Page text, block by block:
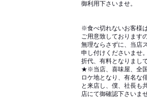
御利用下さいませ。
※食べ切れないお客様
ご用意致しておりますの
無理ならさずに、当店
申し付けくださいませ。
折代、有料となりまし
★※当店、喜味屋、全
ロケ地となり、有名な
と来店し、僕、社長も
店にて御確認下さいませ